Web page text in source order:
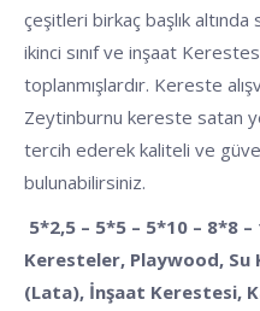
çeşitleri birkaç başlık altında
ikinci sınıf ve inşaat
toplanmışlardır. Kereste
Zeytinburnu kereste satan
tercih ederek kaliteli ve
bulunabilirsiniz.
5*2,5 – 5*5 – 5*10 – 8*8
Keresteler, Playwood, Su
(Lata), İnşaat Kerestesi,